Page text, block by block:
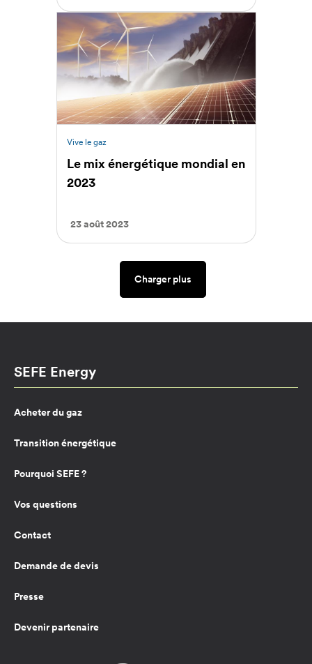
Vive le gaz
Le mix énergétique mondial en
2023
23 août 2023
Charger plus
SEFE Energy
Acheter du gaz
Transition énergétique
Pourquoi SEFE ?
Vos questions
Contact
Demande de devis
Presse
Devenir partenaire